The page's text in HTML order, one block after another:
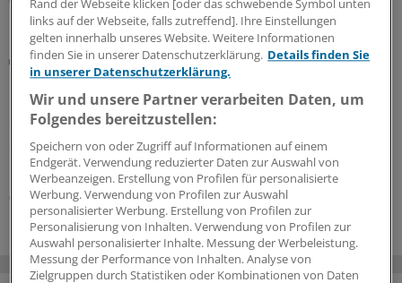
Kolumne „Hörsaalgeflüster“
Wenn Schweigen Leben kostet
In Deutschland stagniert die Zahl der Organspenden. An
die Einführung einer Widerspruchsregelung traut sich
der Bundestag bisher nicht heran. In den Augen der
bvmd führt daran kein Weg vorbei.
06.08.2026
Rand der Webseite klicken [oder das schwebende Symbol unten
links auf der Webseite, falls zutreffend]. Ihre Einstellungen
gelten innerhalb unseres Website. Weitere Informationen
finden Sie in unserer Datenschutzerklärung. Details finden Sie
in unserer Datenschutzerklärung.
Wir und unsere Partner verarbeiten Daten, um
Folgendes bereitzustellen:
Speichern von oder Zugriff auf Informationen auf einem
Endgerät. Verwendung reduzierter Daten zur Auswahl von
Werbeanzeigen. Erstellung von Profilen für personalisierte
Werbung. Verwendung von Profilen zur Auswahl
personalisierter Werbung. Erstellung von Profilen zur
Personalisierung von Inhalten. Verwendung von Profilen zur
Auswahl personalisierter Inhalte. Messung der Werbeleistung.
Messung der Performance von Inhalten. Analyse von
Zielgruppen durch Statistiken oder Kombinationen von Daten